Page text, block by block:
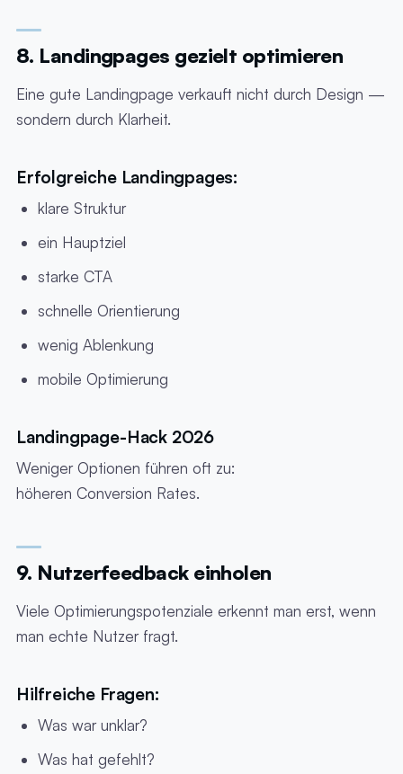
8. Landingpages gezielt optimieren
Eine gute Landingpage verkauft nicht durch Design —
sondern durch Klarheit.
Erfolgreiche Landingpages:
klare Struktur
ein Hauptziel
starke CTA
schnelle Orientierung
wenig Ablenkung
mobile Optimierung
Landingpage-Hack 2026
Weniger Optionen führen oft zu:
höheren Conversion Rates.
9. Nutzerfeedback einholen
Viele Optimierungspotenziale erkennt man erst, wenn
man echte Nutzer fragt.
Hilfreiche Fragen:
Was war unklar?
Was hat gefehlt?